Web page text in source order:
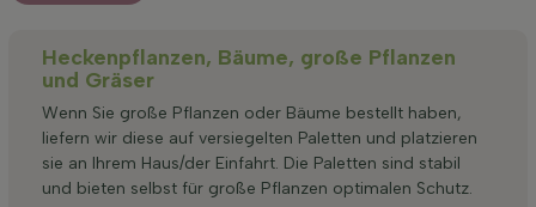
Heckenpflanzen, Bäume, große Pflanzen
und Gräser
Wenn Sie große Pflanzen oder Bäume bestellt haben,
liefern wir diese auf versiegelten Paletten und platzieren
sie an Ihrem Haus/der Einfahrt. Die Paletten sind stabil
und bieten selbst für große Pflanzen optimalen Schutz.